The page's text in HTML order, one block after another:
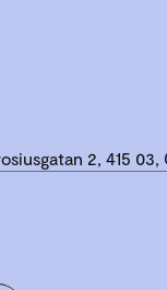
2, 415